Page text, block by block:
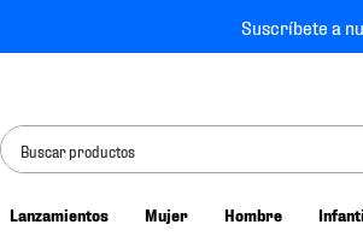
Suscríbete a
Buscar productos
Lanzamientos Mujer Hombre